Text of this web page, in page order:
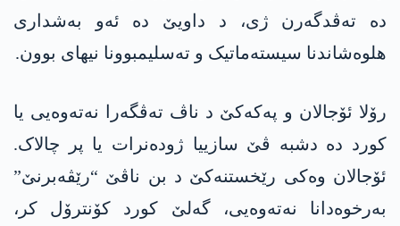
دە تەڤدگەرن ژی، د داویێ دە ئەو بەشداری
ھلوەشاندنا سیستەماتیک و تەسلیمبوونا نیھای بوون.
رۆلا ئۆجالان و پەکەکێ د ناڤ تەڤگەرا نەتەوەیی یا
کورد دە دشبە ڤێ سازییا ژودەنرات یا پر چالاک.
ئۆجالان وەکی رێخستنەکێ د بن ناڤێ “رێڤەبرنێ”
بەرخوەدانا نەتەوەیی، گەلێ کورد کۆنترۆل کر،